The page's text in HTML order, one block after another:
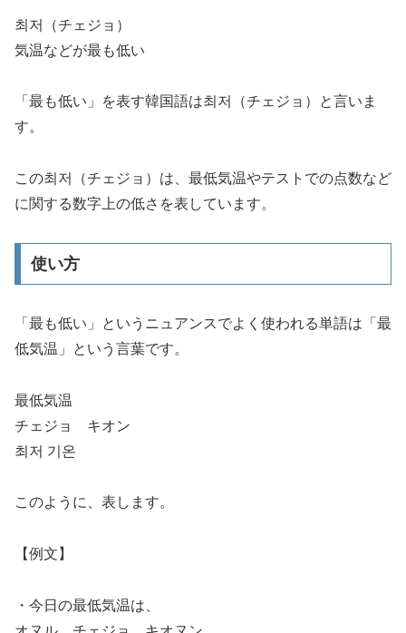
최저（チェジョ）
気温などが最も低い
「最も低い」を表す韓国語は최저（チェジョ）
と言いま
す。
この최저（チェジョ）は、最低気温やテストでの点数など
に関する数字上の低さを表しています。
使い方
「最も低い」というニュアンスでよく使われる単語は 「最
低気温」
という言葉です。
最低気温
チェジョ キオン
최저 기온
このように、表します。
【例文】
・今日の最低気温は、